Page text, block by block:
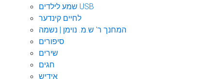
שמע לילדים USB
לחיים קינדער
המחנך ר' ש.מ. נוימן | נשמה
סיפורים
שירים
חגים
אידיש